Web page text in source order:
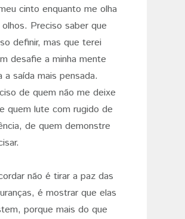
cinto enquanto me olha
Preciso saber que
definir, mas que terei
desafie a minha mente
a saída mais pensada.
de quem não me deixe
quem lute com rugido de
de quem demonstre
não é tirar a paz das
é mostrar que elas
porque mais do que